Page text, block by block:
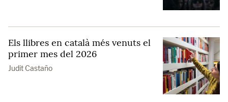
Els llibres en català més venuts el
primer mes del 2026
Judit Castaño